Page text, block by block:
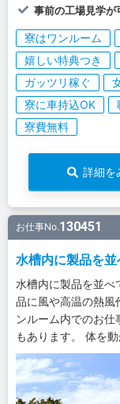
事前の工場見学が
寮はワンルーム
嬉しい特典つき
ガッツリ稼ぐ
寮に車持込OK
寮費無料
詳細を
お仕事No.130451
水槽内に製品を
水槽内に製品を並べ
品に風や高温の熱風
ンルーム内でのお
もあります。 体を